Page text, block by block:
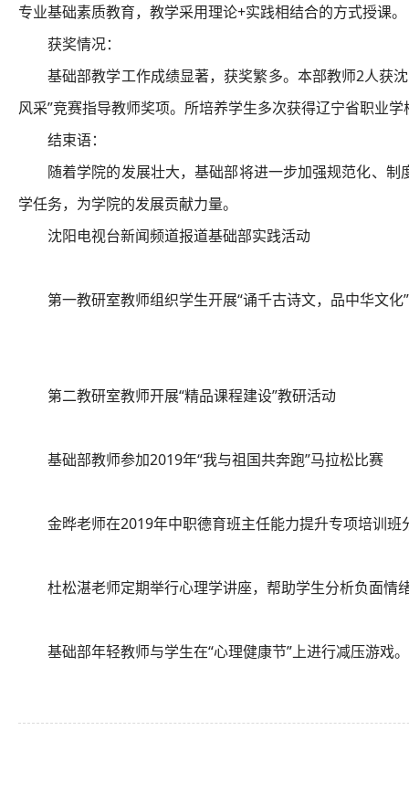
专业基础素质教育，教学采用理论+实践相结合的方式授课。
获奖情况：
基础部教学工作成绩显著，获奖繁多。本部教师2人获
风采”竞赛指导教师奖项。所培养学生多次获得辽宁省职业
结束语：
随着学院的发展壮大，基础部将进一步加强规范化、
学任务，为学院的发展贡献力量。
沈阳电视台新闻频道报道基础部实践活动
第一教研室教师组织学生开展“诵千古诗文，品中华文化
第二教研室教师开展“精品课程建设”教研活动
基础部教师参加2019年“我与祖国共奔跑”马拉松比赛
金晔老师在2019年中职德育班主任能力提升专项培训班
杜松湛老师定期举行心理学讲座，帮助学生分析负面情
基础部年轻教师与学生在“心理健康节”上进行减压游戏。